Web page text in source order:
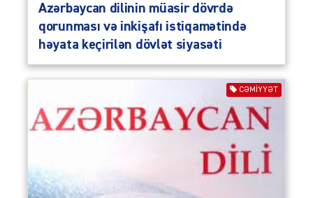
Azərbaycan dilinin müasir dövrdə
qorunması və inkişafı istiqamətində
həyata keçirilən dövlət siyasəti
CƏMIYYƏT